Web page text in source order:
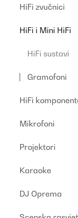
HiFi zvučnici
HiFi i Mini HiFi
HiFi sustavi
Gramofoni
HiFi
Mikrofoni
Projektori
Karaoke
DJ Oprema